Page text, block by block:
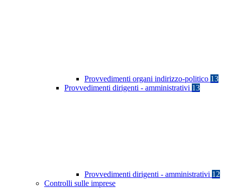
Provvedimenti organi indirizzo-politico 13
Provvedimenti dirigenti - amministrativi 13
Provvedimenti dirigenti - amministrativi 12
Controlli sulle imprese